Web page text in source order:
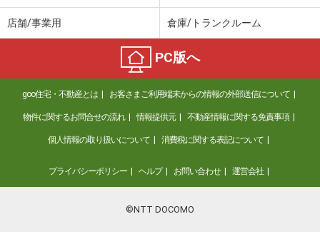
店舗/事業用 倉庫/トランクルーム
PC版へ
goo住宅・不動産とは お客さまご利用端末からの情報の外部送信について
物件に関するお問合せの流れ 情報提供元 不動産情報に関する免責事項
個人情報の取り扱いについて 消費税に関する表記について
プライバシーポリシー ヘルプ お問い合わせ 運営会社
©NTT DOCOMO